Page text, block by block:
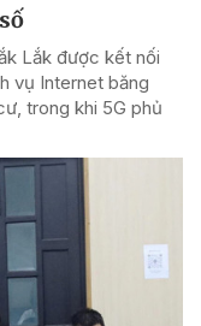
Lắk được kết nối
vụ Internet băng
trong khi 5G phủ